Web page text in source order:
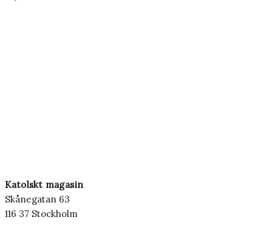
Katolskt magasin
Skånegatan 63
116 37 Stockholm